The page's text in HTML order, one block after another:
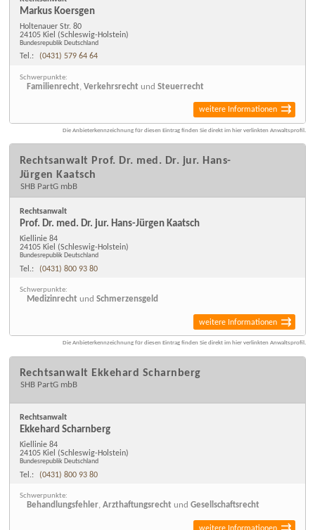
Markus Koersgen
Holtenauer Str. 80
24105 Kiel (Schleswig-Holstein)
Bundesrepublik Deutschland
Tel.: (0431) 579 64 64
Schwerpunkte:
Familienrecht,Verkehrsrecht undSteuerrecht
weitere Informationen
Die Anbieterkennzeichnung für diesen Eintrag finden Sie direkt im hier verlinkten Anwaltsprofil.
Rechtsanwalt Prof. Dr. med. Dr. jur. Hans-
Jürgen Kaatsch
SHB PartG mbB
Rechtsanwalt
Prof. Dr. med. Dr. jur. Hans-Jürgen Kaatsch
Kiellinie 84
24105 Kiel (Schleswig-Holstein)
Bundesrepublik Deutschland
Tel.: (0431) 800 93 80
Schwerpunkte:
Medizinrecht undSchmerzensgeld
weitere Informationen
Die Anbieterkennzeichnung für diesen Eintrag finden Sie direkt im hier verlinkten Anwaltsprofil.
Rechtsanwalt Ekkehard Scharnberg
SHB PartG mbB
Rechtsanwalt
Ekkehard Scharnberg
Kiellinie 84
24105 Kiel (Schleswig-Holstein)
Bundesrepublik Deutschland
Tel.: (0431) 800 93 80
Schwerpunkte:
Behandlungsfehler,Arzthaftungsrecht undGesellschaftsrecht
weitere Informationen